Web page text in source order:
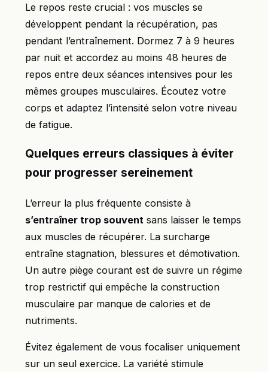
Le repos reste crucial : vos muscles se
développent pendant la récupération, pas
pendant l’entraînement. Dormez 7 à 9 heures
par nuit et accordez au moins 48 heures de
repos entre deux séances intensives pour les
mêmes groupes musculaires. Écoutez votre
corps et adaptez l’intensité selon votre niveau
de fatigue.
Quelques erreurs classiques à éviter
pour progresser sereinement
L’erreur la plus fréquente consiste à
s’entraîner trop souvent sans laisser le temps
aux muscles de récupérer. La surcharge
entraîne stagnation, blessures et démotivation.
Un autre piège courant est de suivre un régime
trop restrictif qui empêche la construction
musculaire par manque de calories et de
nutriments.
Évitez également de vous focaliser uniquement
sur un seul exercice. La variété stimule